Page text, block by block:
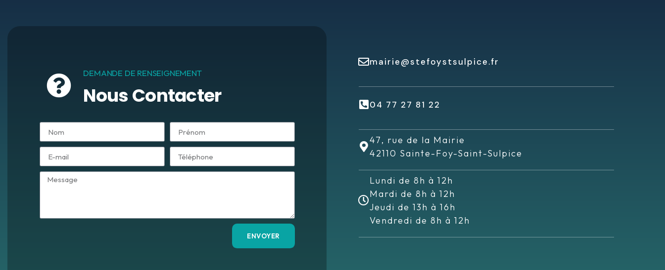
DEMANDE DE RENSEIGNEMENT
Nous Contacter
ENVOYER
mairie@stefoystsulpice.fr
04 77 27 81 22
47, rue de la Mairie
42110 Sainte-Foy-Saint-Sulpice
Lundi de 8h à 12h
Mardi de 8h à 12h
Jeudi de 13h à 16h
Vendredi de 8h à 12h